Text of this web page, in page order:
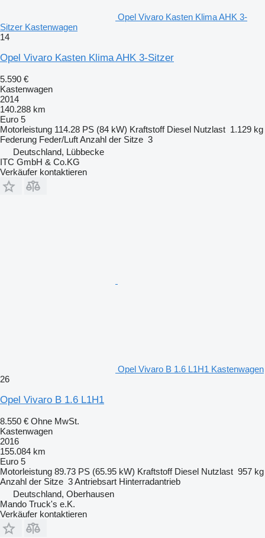
Opel Vivaro Kasten Klima AHK 3-
Sitzer Kastenwagen
14
Opel Vivaro Kasten Klima AHK 3-Sitzer
5.590 €
Kastenwagen
2014
140.288 km
Euro 5
Motorleistung 114.28 PS (84 kW) Kraftstoff Diesel Nutzlast 1.129 kg
Federung Feder/LuftAnzahl der Sitze 3
Deutschland, Lübbecke
ITC GmbH & Co.KG
Verkäufer kontaktieren
Opel Vivaro B 1.6 L1H1 Kastenwagen
26
Opel Vivaro B 1.6 L1H1
8.550 € Ohne MwSt.
Kastenwagen
2016
155.084 km
Euro 5
Motorleistung 89.73 PS (65.95 kW) Kraftstoff Diesel Nutzlast 957 kg
Anzahl der Sitze 3Antriebsart Hinterradantrieb
Deutschland, Oberhausen
Mando Truck's e.K.
Verkäufer kontaktieren